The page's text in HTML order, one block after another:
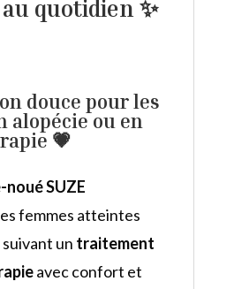
quotidien ✨
douce pour les
alopécie ou en
💗
SUZE
femmes atteintes
un traitement
avec confort et